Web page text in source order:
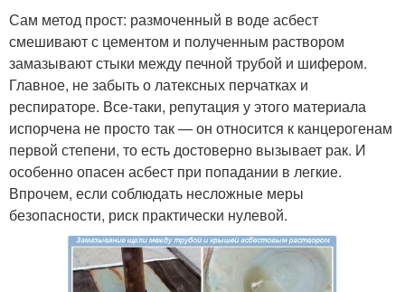
Сам метод прост: размоченный в воде асбест
смешивают с цементом и полученным раствором
замазывают стыки между печной трубой и шифером.
Главное, не забыть о латексных перчатках и
респираторе. Все-таки, репутация у этого материала
испорчена не просто так — он относится к канцерогенам
первой степени, то есть достоверно вызывает рак. И
особенно опасен асбест при попадании в легкие.
Впрочем, если соблюдать несложные меры
безопасности, риск практически нулевой.